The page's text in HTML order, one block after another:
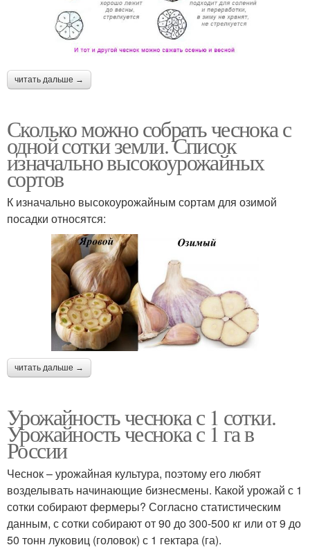
читать дальше →
Сколько можно собрать чеснока с
одной сотки земли. Список
изначально высокоурожайных
сортов
К изначально высокоурожайным сортам для озимой
посадки относятся:
читать дальше →
Урожайность чеснока с 1 сотки.
Урожайность чеснока с 1 га в
России
Чеснок – урожайная культура, поэтому его любят
возделывать начинающие бизнесмены. Какой урожай с 1
сотки собирают фермеры? Согласно статистическим
данным, с сотки собирают от 90 до 300-500 кг или от 9 до
50 тонн луковиц (головок) с 1 гектара (га).